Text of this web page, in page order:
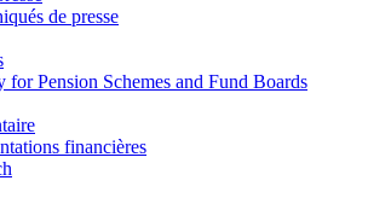
de presse
for Pension Schemes and Fund Boards
financières